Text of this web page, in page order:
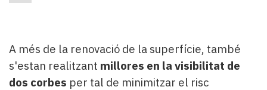
A més de la renovació de la superfície, també
s'estan realitzant millores en la visibilitat de
dos corbes per tal de minimitzar el risc